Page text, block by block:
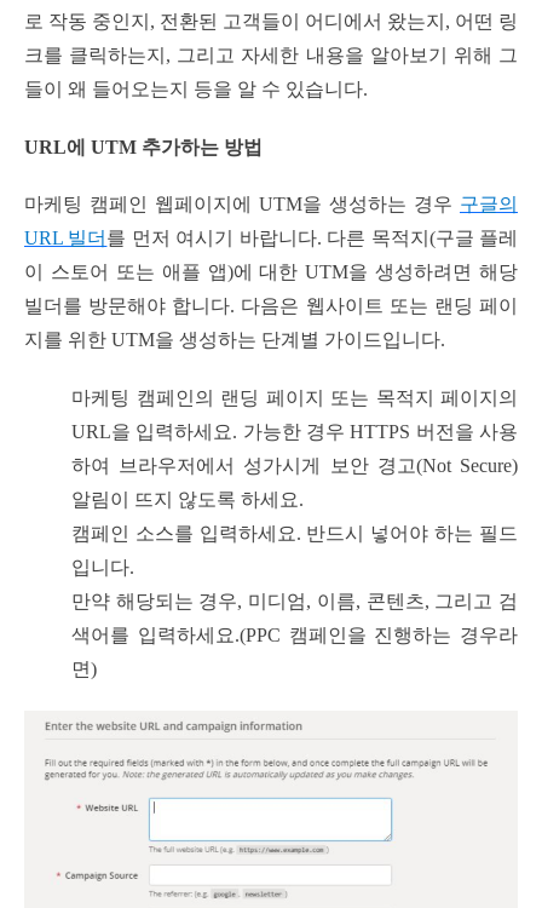
로 작동 중인지, 전환된 고객들이 어디에서 왔는지, 어떤 링
크를 클릭하는지, 그리고 자세한 내용을 알아보기 위해 그
들이 왜 들어오는지 등을 알 수 있습니다.
URL에 UTM 추가하는 방법
마케팅 캠페인 웹페이지에 UTM을 생성하는 경우 구글의
URL 빌더 를 먼저 여시기 바랍니다. 다른 목적지(구글 플레
이 스토어 또는 애플 앱)에 대한 UTM을 생성하려면 해당
빌더를 방문해야 합니다. 다음은 웹사이트 또는 랜딩 페이
지를 위한 UTM을 생성하는 단계별 가이드입니다.
마케팅 캠페인의 랜딩 페이지 또는 목적지 페이지의
URL을 입력하세요. 가능한 경우 HTTPS 버전을 사용
하여 브라우저에서 성가시게 보안 경고(Not Secure)
알림이 뜨지 않도록 하세요.
캠페인 소스를 입력하세요. 반드시 넣어야 하는 필드
입니다.
만약 해당되는 경우, 미디엄, 이름, 콘텐츠, 그리고 검
색어를 입력하세요.(PPC 캠페인을 진행하는 경우라
면)